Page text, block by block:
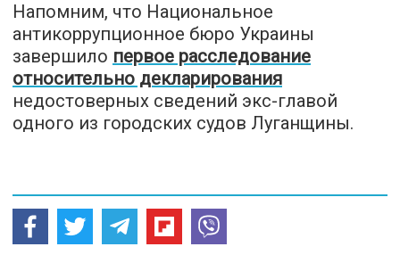
Напомним, что Национальное
антикоррупционное бюро Украины
завершило первое расследование
относительно декларирования
недостоверных сведений экс-главой
одного из городских судов Луганщины.